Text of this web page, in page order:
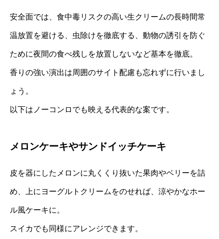
安全面では、食中毒リスクの高い生クリームの長時間常
温放置を避ける、虫除けを徹底する、動物の誘引を防ぐ
ために夜間の食べ残しを放置しないなど基本を徹底。
香りの強い演出は周囲のサイト配慮も忘れずに行いまし
ょう。
以下はノーコンロでも映える代表的な案です。
メロンケーキやサンドイッチケーキ
皮を器にしたメロンに丸くくり抜いた果肉やベリーを詰
め、上にヨーグルトクリームをのせれば、涼やかなホー
ル風ケーキに。
スイカでも同様にアレンジできます。